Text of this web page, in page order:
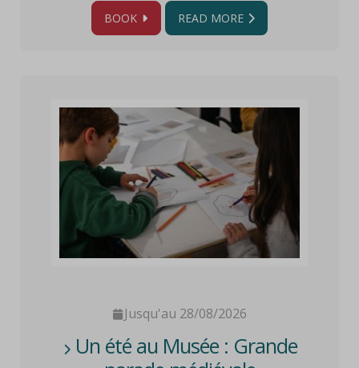
BOOK READ MORE
Jusqu'au 28/08/2026
Un été au Musée : Grande